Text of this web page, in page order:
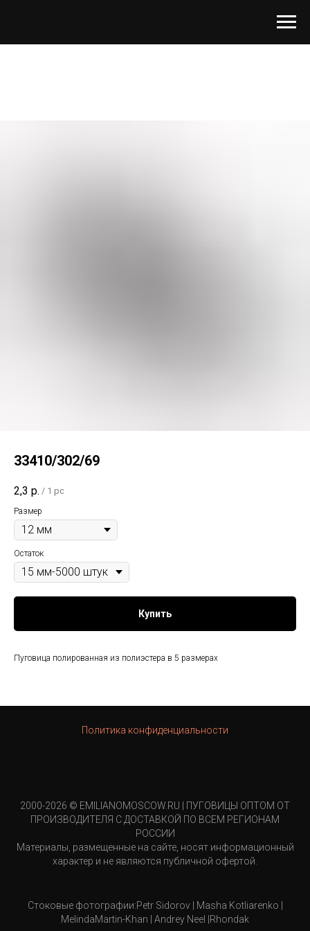
33410/302/69
2,3 р. / 1 pc
Размер
Остаток
Купить
Пуговица полированная из полиэстера в 5 размерах
Политика конфиденциальности
2000-2026 © EMILIANOMOSCOW.RU | ПУГОВИЦЫ ОПТОМ ОТ
ПРОИЗВОДИТЕЛЯ С ДОСТАВКОЙ ПО ВСЕМ РЕГИОНАМ
РОССИИ
Материалы, размещенные на сайте, носят информационный
характер и не являются публичной офертой.
Стоковые фотографии:Petr Sidorov | Masha Kotliarenko |
MelindaMartin-Khan | Andrey Neel |Rhondak